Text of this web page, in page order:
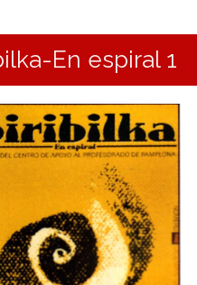
En espiral 1